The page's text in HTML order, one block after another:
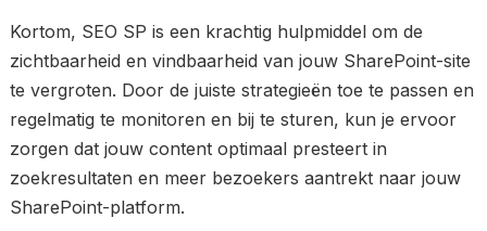
Kortom, SEO SP is een krachtig hulpmiddel om de
zichtbaarheid en vindbaarheid van jouw SharePoint-site
te vergroten. Door de juiste strategieën toe te passen en
regelmatig te monitoren en bij te sturen, kun je ervoor
zorgen dat jouw content optimaal presteert in
zoekresultaten en meer bezoekers aantrekt naar jouw
SharePoint-platform.